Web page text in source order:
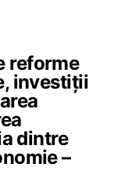
reforme
investiții
dintre
–